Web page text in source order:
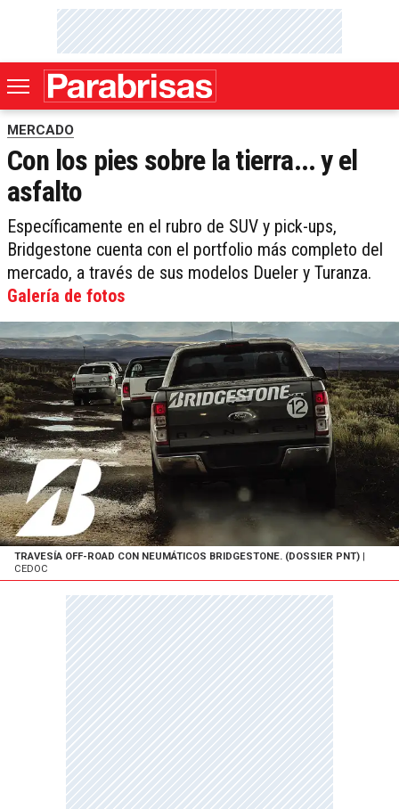
MERCADO
Con los pies sobre la tierra... y el
asfalto
Específicamente en el rubro de SUV y pick-ups,
Bridgestone cuenta con el portfolio más completo del
mercado, a través de sus modelos Dueler y Turanza.
Galería de fotos
TRAVESÍA OFF-ROAD CON NEUMÁTICOS BRIDGESTONE. (DOSSIER PNT)
CEDOC